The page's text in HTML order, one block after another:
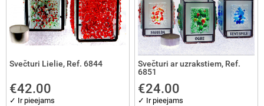
Svečturi Lielie, Ref. 6844
€42.00
✓ Ir pieejams
Svečturi ar uzrakstiem, Ref.
6851
€24.00
✓ Ir pieejams